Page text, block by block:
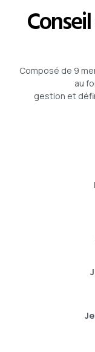
Composé de 9
au
gestion et